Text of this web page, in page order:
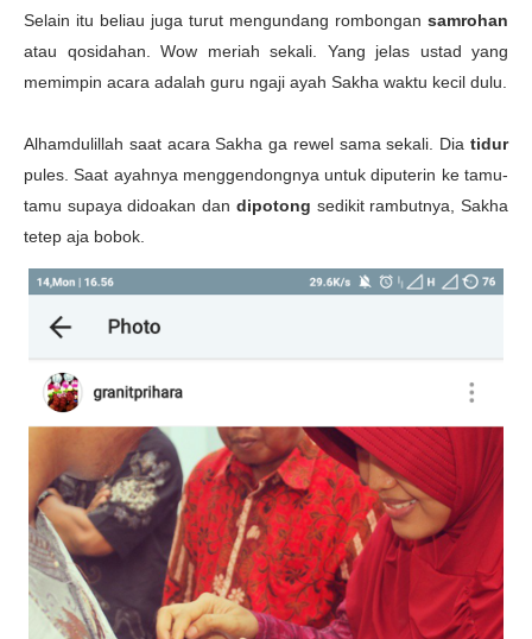
Selain itu beliau juga turut mengundang rombongan samrohan
atau qosidahan. Wow meriah sekali. Yang jelas ustad yang
memimpin acara adalah guru ngaji ayah Sakha waktu kecil dulu.
Alhamdulillah saat acara Sakha ga rewel sama sekali. Dia tidur
pules. Saat ayahnya menggendongnya untuk diputerin ke tamu-
tamu supaya didoakan dan dipotong sedikit rambutnya, Sakha
tetep aja bobok.